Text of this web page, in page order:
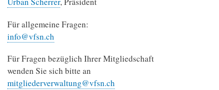
Für allgemeine Fragen:
info@vfsn.ch
Für Fragen bezüglich Ihrer Mitgliedschaft
wenden Sie sich bitte an
mitgliederverwaltung@vfsn.ch